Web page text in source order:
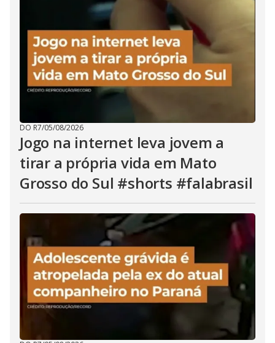
DO R7/05/08/2026
Jogo na internet leva jovem a
tirar a própria vida em Mato
Grosso do Sul #shorts #falabrasil